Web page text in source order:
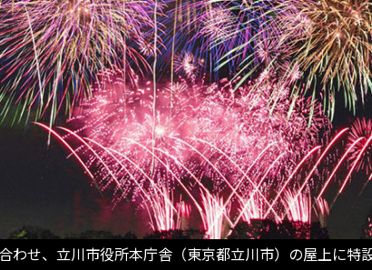
せ、立川市役所本庁舎（東京都立川市）の屋上に特